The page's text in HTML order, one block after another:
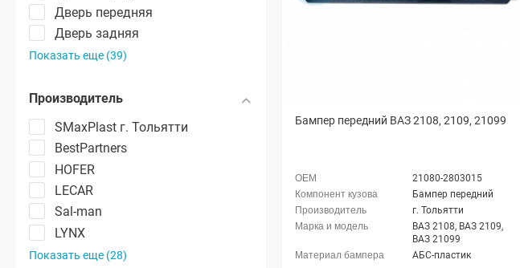
Дверь передняя
Дверь задняя
Показать еще (39)
Производитель
SMaxPlast г. Тольятти
BestPartners
HOFER
LECAR
Sal-man
LYNX
Показать еще (28)
Бампер передний ВАЗ 2108, 2109, 21099
21080-2803015
Бампер передний
г. Тольятти
ВАЗ 2108, ВАЗ 2109,
ВАЗ 21099
АБС-пластик